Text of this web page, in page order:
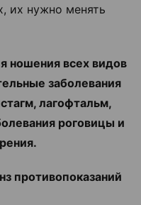
их нужно менять
ношения всех видов
заболевания
лагофтальм,
роговицы и
противопоказаний